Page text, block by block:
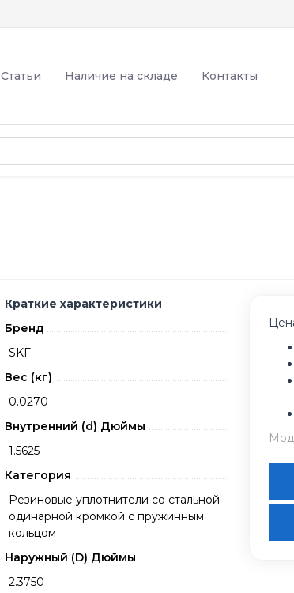
Статьи Наличие на складе Контакты
Краткие характеристики
Бренд
SKF
Вес (кг)
0.0270
Внутренний (d) Дюймы
1.5625
Категория
Резиновые уплотнители со стальной
одинарной кромкой с пружинным
кольцом
Наружный (D) Дюймы
2.3750